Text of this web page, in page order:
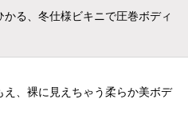
かる、冬仕様ビキニで圧巻ボディ
え、裸に見えちゃう柔らか美ボデ